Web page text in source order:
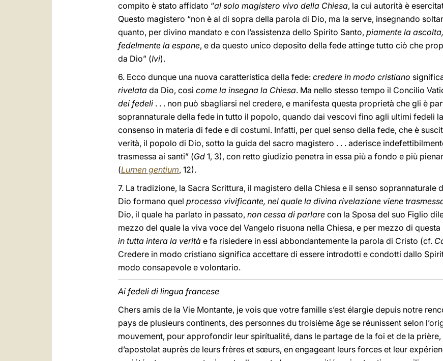
compito è stato affidato “al solo magistero vivo della Chiesa, la cui autorità è
Questo magistero “non è al di sopra della parola di Dio, ma la serve, insegnando
quanto, per divino mandato e con l’assistenza dello Spirito Santo, piamente la
fedelmente la espone, e da questo unico deposito della fede attinge tutto ciò che
da Dio” (Ivi).
6. Ecco dunque una nuova caratteristica della fede: credere in modo cristiano
rivelata da Dio, così come la insegna la Chiesa. Ma nello stesso tempo il Concilio
dei fedeli . . . non può sbagliarsi nel credere, e manifesta questa proprietà che gli è
soprannaturale della fede in tutto il popolo, quando dai vescovi fino agli ultimi fedeli
consenso in materia di fede e di costumi. Infatti, per quel senso della fede, che è
verità, il popolo di Dio, sotto la guida del sacro magistero . . . aderisce
trasmessa ai santi” (Gd 1, 3), con retto giudizio penetra in essa più a fondo e più
(Lumen gentium, 12).
7. La tradizione, la Sacra Scrittura, il magistero della Chiesa e il senso soprannaturale
Dio formano quel processo vivificante, nel quale la divina rivelazione viene
Dio, il quale ha parlato in passato, non cessa di parlare con la Sposa del suo Figlio
mezzo del quale la viva voce del Vangelo risuona nella Chiesa, e per mezzo di questa
in tutta intera la verità e fa risiedere in essi abbondantemente la parola di Cristo (cf.
Credere in modo cristiano significa accettare di essere introdotti e condotti dallo
modo consapevole e volontario.
Ai fedeli di lingua francese
Chers amis de la Vie Montante, je vois que votre famille s’est élargie depuis notre
pays de plusieurs continents, des personnes du troisième âge se réunissent selon
mouvement, pour approfondir leur spirítualité, dans le partage de la foi et de la
d’apostolat auprès de leurs frères et sœurs, en engageant leurs forces et leur